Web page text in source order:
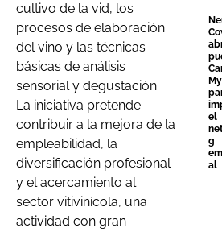
cultivo de la vid, los
procesos de elaboración
del vino y las técnicas
básicas de análisis
sensorial y degustación.
La iniciativa pretende
contribuir a la mejora de la
empleabilidad, la
diversificación profesional
y el acercamiento al
sector vitivinícola, una
actividad con gran
el
g
al